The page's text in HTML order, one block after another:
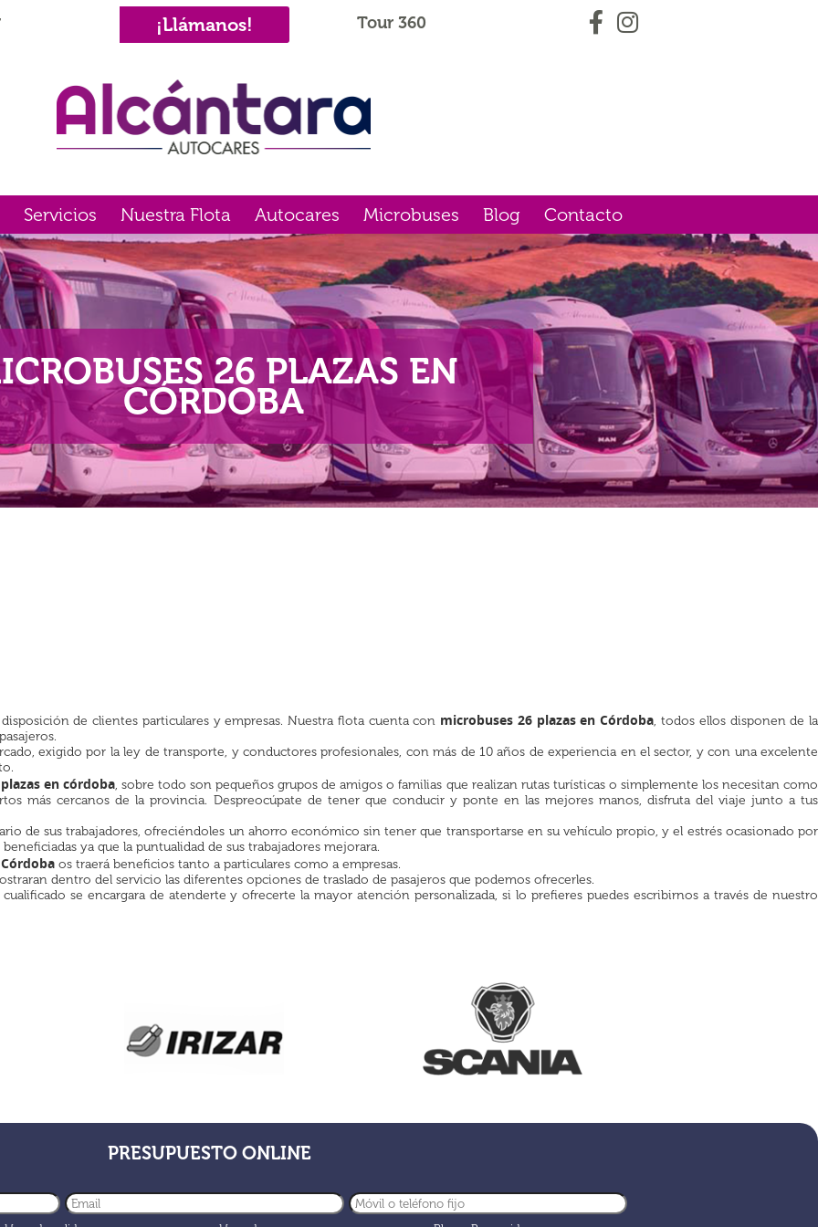
¡Llámanos! Tour 360
Servicios Nuestra Flota Autocares Microbuses Blog Contacto
26 PLAZAS EN
CÓRDOBA
de clientes particulares y empresas. Nuestra flota cuenta con microbuses 26 plazas en Córdoba, todos ellos disponen de la
exigido por la ley de transporte, y conductores profesionales, con más de 10 años de experiencia en el sector, y con una excelente
en córdoba, sobre todo son pequeños grupos de amigos o familias que realizan rutas turísticas o simplemente los necesitan como
más cercanos de la provincia. Despreocúpate de tener que conducir y ponte en las mejores manos, disfruta del viaje junto a tus
de sus trabajadores, ofreciéndoles un ahorro económico sin tener que transportarse en su vehículo propio, y el estrés ocasionado por
ya que la puntualidad de sus trabajadores mejorara.
os traerá beneficios tanto a particulares como a empresas.
dentro del servicio las diferentes opciones de traslado de pasajeros que podemos ofrecerles.
se encargara de atenderte y ofrecerte la mayor atención personalizada, si lo prefieres puedes escribirnos a través de nuestro
PRESUPUESTO ONLINE